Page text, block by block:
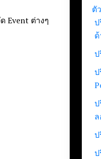
Event ต่างๆ
ตั
ป
ป
ป
ป